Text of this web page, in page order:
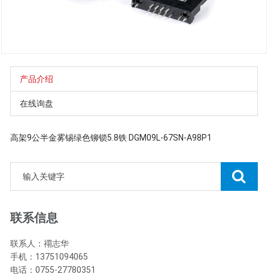
产品介绍
在线询盘
高架9公半金雾锡绿色铆锁5.8铁 DGM09L-67SN-A98P1
联系信息
联系人：禤志华
手机：13751094065
电话：0755-27780351